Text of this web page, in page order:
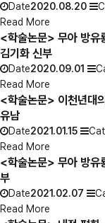
Date2020.08.20
Read More
<학술논문> 무아 방유
김기화 신부
Date2020.09.01
Read More
<학술논문> 이천년대
유남
Date2021.01.15
Read More
<학술논문> 무아 방유
부
Date2021.02.07
Read More